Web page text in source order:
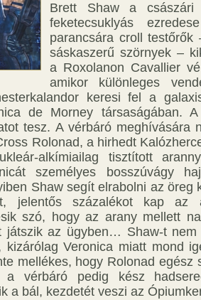
Brett Shaw a császári
feketecsuklyás
parancsára croll testőrők
sáskaszerű szörnyek –
a Roxolanon Cavallier
amikor különleges
keresi fel a
de Morney társaságában.
tesz. A vérbáró meghívására
Rolonad, a hirhedt
alkímiailag tisztított
személyes bosszúvágy
Shaw segít elrabolni az öreg
jelentős százalékot kap az
szó, hogy az arany mellett
játszik az ügyben… Shaw-t
kizárólag Veronica miatt mond
mellékes, hogy Rolonad egész
a vérbáró pedig kész
a bál, kezdetét veszi az